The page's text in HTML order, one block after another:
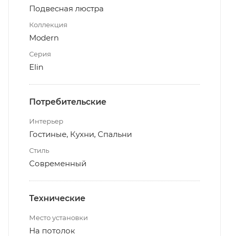
Подвесная люстра
Коллекция
Modern
Серия
Elin
Потребительские
Интерьер
Гостиные, Кухни, Спальни
Стиль
Современный
Технические
Место установки
На потолок